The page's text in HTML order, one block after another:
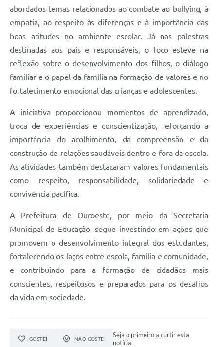
abordados temas relacionados ao combate ao bullying, à
empatia, ao respeito às diferenças e à importância das
boas atitudes no ambiente escolar. Já nas palestras
destinadas aos pais e responsáveis, o foco esteve na
reflexão sobre o desenvolvimento dos filhos, o diálogo
familiar e o papel da família na formação de valores e no
fortalecimento emocional das crianças e adolescentes.
A iniciativa proporcionou momentos de aprendizado,
troca de experiências e conscientização, reforçando a
importância do acolhimento, da compreensão e da
construção de relações saudáveis dentro e fora da escola.
As atividades também destacaram valores fundamentais
como respeito, responsabilidade, solidariedade e
convivência pacífica.
A Prefeitura de Ouroeste, por meio da Secretaria
Municipal de Educação, segue investindo em ações que
promovem o desenvolvimento integral dos estudantes,
fortalecendo os laços entre escola, família e comunidade,
e contribuindo para a formação de cidadãos mais
conscientes, respeitosos e preparados para os desafios
da vida em sociedade.
GOSTEI NÃO GOSTEI
Seja o primeiro a curtir esta
notícia.